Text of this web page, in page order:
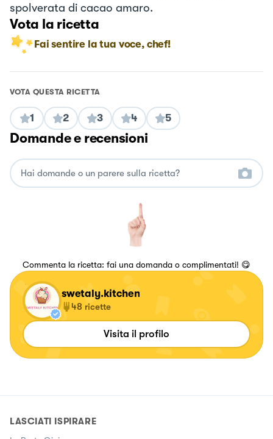
spolverata di cacao amaro.
Vota la ricetta
Fai sentire la tua voce, chef!
VOTA QUESTA RICETTA
1 2 3 4 5
Domande e recensioni
Commenta la ricetta: fai una domanda o complimentati! 😋
swetaly.kitchen
48 ricette
Visita il profilo
LASCIATI ISPIRARE